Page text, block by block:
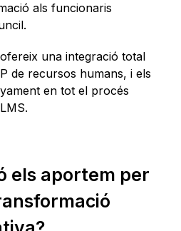
als funcionaris
una integració total
de recursos humans, i els
en tot el procés
els aportem per